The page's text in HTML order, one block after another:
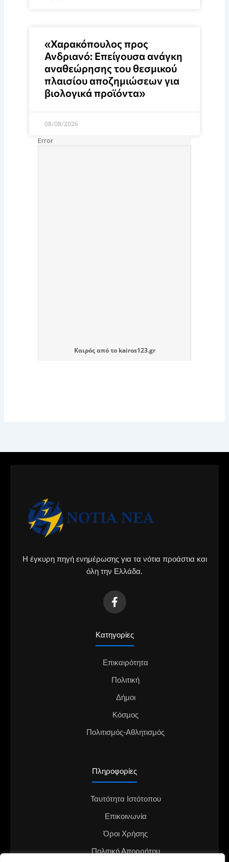
«Χαρακόπουλος προς
Ανδριανό: Επείγουσα ανάγκη
αναθεώρησης του θεσμικού
πλαισίου αποζημιώσεων για
βιολογικά προϊόντα»
08/08/2026
Καιρόςαπό το kairos123.gr
Η έγκυρη πηγή ενημέρωσης για τα νότια προάστια και
όλη την Ελλάδα.
Κατηγορίες
Επικαιρότητα
Πολιτική
Δήμοι
Κόσμος
Πολιτισμός-Αθλητισμός
Πληροφορίες
Ταυτότητα Ιστότοπου
Επικοινωνία
Όροι Χρήσης
Πολιτική Απορρήτου